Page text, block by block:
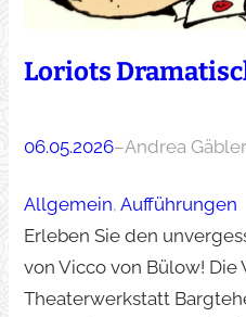
Loriots
06.05.2026–Andrea Gäbler
Allgemein, Aufführungen
Erleben Sie den
von Vicco von Bülow! Die
Theaterwerkstatt